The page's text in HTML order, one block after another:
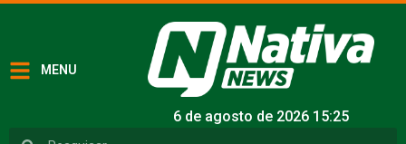
MENU
6 de agosto de 2026 15:25